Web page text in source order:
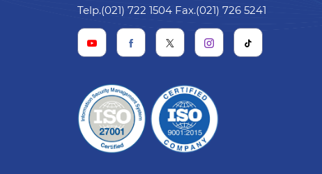
Telp.(021) 722 1504 Fax.(021) 726 5241